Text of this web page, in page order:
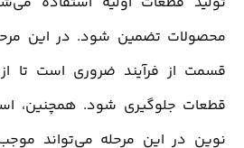
محصولات تضمین شود. در این
قسمت از فرآیند ضروری است تا
قطعات جلوگیری شود. همچنین،
نوین در این مرحله می‌تواند